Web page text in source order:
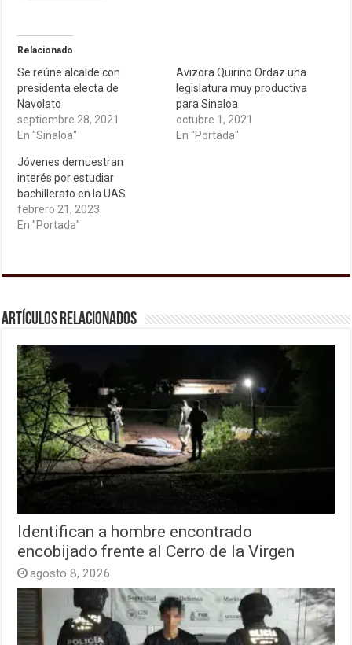
Relacionado
Se reúne alcalde con
presidenta electa de
Navolato
septiembre 28, 2021
En "Sinaloa"
Avizora Quirino Ordaz una
legislatura muy productiva
para Sinaloa
octubre 1, 2021
En "Portada"
Jóvenes demuestran
interés por estudiar
bachillerato en la UAS
febrero 21, 2023
En "Portada"
Artículos relacionados
Identifican a hombre encontrado
encobijado frente al Cerro de la Virgen
agosto 8, 2026